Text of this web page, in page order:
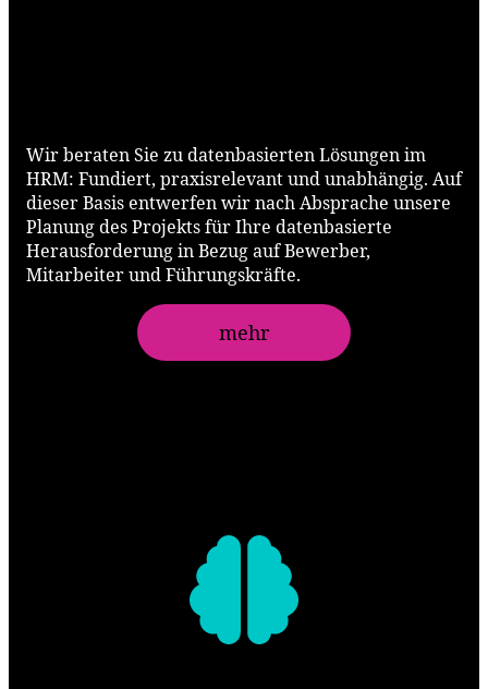
Wir beraten Sie zu datenbasierten Lösungen im
HRM: Fundiert, praxisrelevant und unabhängig. Auf
dieser Basis entwerfen wir nach Absprache unsere
Planung des Projekts für Ihre datenbasierte
Herausforderung in Bezug auf Bewerber,
Mitarbeiter und Führungskräfte.
mehr